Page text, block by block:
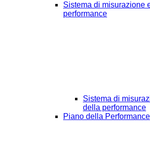
Sistema di misurazione
performance
Sistema di
della performance
Piano della Performance